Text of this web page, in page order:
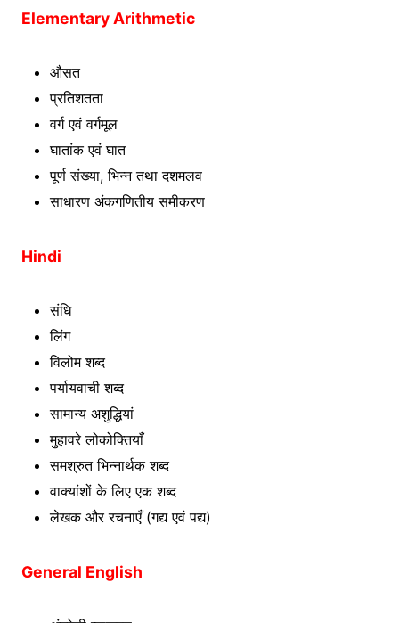
Elementary Arithmetic
औसत
प्रतिशतता
वर्ग एवं वर्गमूल
घातांक एवं घात
पूर्ण संख्या, भिन्न तथा दशमलव
साधारण अंकगणितीय समीकरण
Hindi
संधि
लिंग
विलोम शब्द
पर्यायवाची शब्द
सामान्य अशुद्धियां
मुहावरे लोकोक्तियाँ
समश्रुत भिन्नार्थक शब्द
वाक्यांशों के लिए एक शब्द
लेखक और रचनाएँ (गद्य एवं पद्य)
General English